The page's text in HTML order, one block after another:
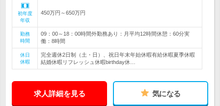
初年度
年収
450万円～650万円
勤務
時間
09：00～18：00時間外勤務あり：月平均12時間休憩：60分実
働：8時間
休日
休暇
完全週休2日制（土・日）、祝日年末年始休暇有給休暇夏季休暇
結婚休暇リフレッシュ休暇birthday休…
求人詳細を見る 気になる